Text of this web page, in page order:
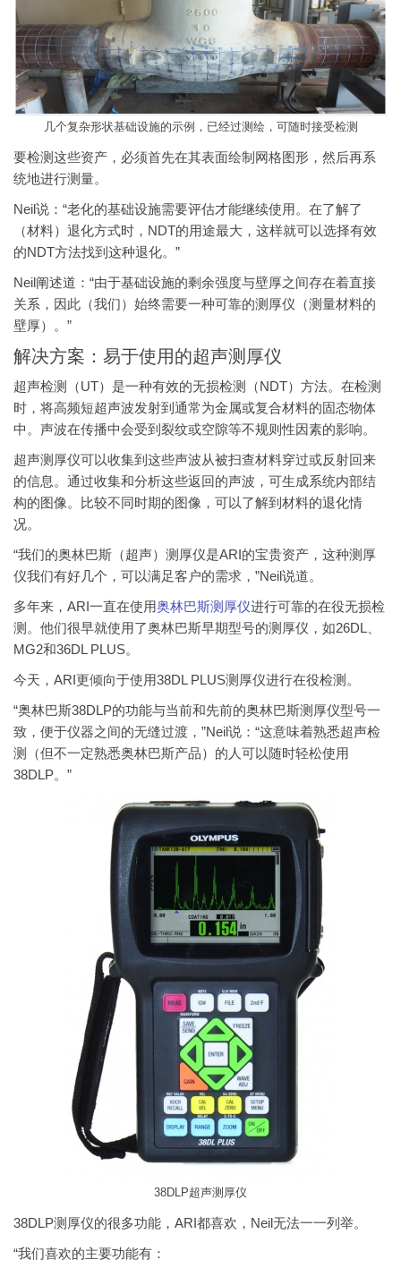
几个复杂形状基础设施的示例，已经过测绘，可随时接受检测
要检测这些资产，必须首先在其表面绘制网格图形，然后再系
统地进行测量。
Neil说：“老化的基础设施需要评估才能继续使用。在了解了
（材料）退化方式时，NDT的用途最大，这样就可以选择有效
的NDT方法找到这种退化。”
Neil阐述道：“由于基础设施的剩余强度与壁厚之间存在着直接
关系，因此（我们）始终需要一种可靠的测厚仪（测量材料的
壁厚）。”
解决方案：易于使用的超声测厚仪
超声检测（UT）是一种有效的无损检测（NDT）方法。在检测
时，将高频短超声波发射到通常为金属或复合材料的固态物体
中。声波在传播中会受到裂纹或空隙等不规则性因素的影响。
超声测厚仪可以收集到这些声波从被扫查材料穿过或反射回来
的信息。通过收集和分析这些返回的声波，可生成系统内部结
构的图像。比较不同时期的图像，可以了解到材料的退化情
况。
“我们的奥林巴斯（超声）测厚仪是ARI的宝贵资产，这种测厚
仪我们有好几个，可以满足客户的需求，”Neil说道。
多年来，ARI一直在使用奥林巴斯测厚仪进行可靠的在役无损检
测。他们很早就使用了奥林巴斯早期型号的测厚仪，如26DL、
MG2和36DL PLUS。
今天，ARI更倾向于使用38DL PLUS测厚仪进行在役检测。
“奥林巴斯38DLP的功能与当前和先前的奥林巴斯测厚仪型号一
致，便于仪器之间的无缝过渡，”Neil说：“这意味着熟悉超声检
测（但不一定熟悉奥林巴斯产品）的人可以随时轻松使用
38DLP。”
38DLP超声测厚仪
38DLP测厚仪的很多功能，ARI都喜欢，Neil无法一一列举。
“我们喜欢的主要功能有：